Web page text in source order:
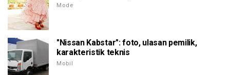
Mode
"Nissan Kabstar": foto, ulasan pemilik,
karakteristik teknis
Mobil